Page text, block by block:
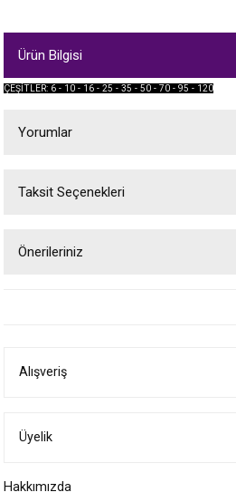
Ürün Bilgisi
ÇEŞİTLER: 6 - 10 - 16 - 25 - 35 - 50 - 70 - 95 - 120
Yorumlar
Taksit Seçenekleri
Önerileriniz
Ürün bilgilerinde hatalar bulunuyor.
Bu ürüne benzer farklı alternatifler olmalı.
Alışveriş
Üyelik
Hakkımızda